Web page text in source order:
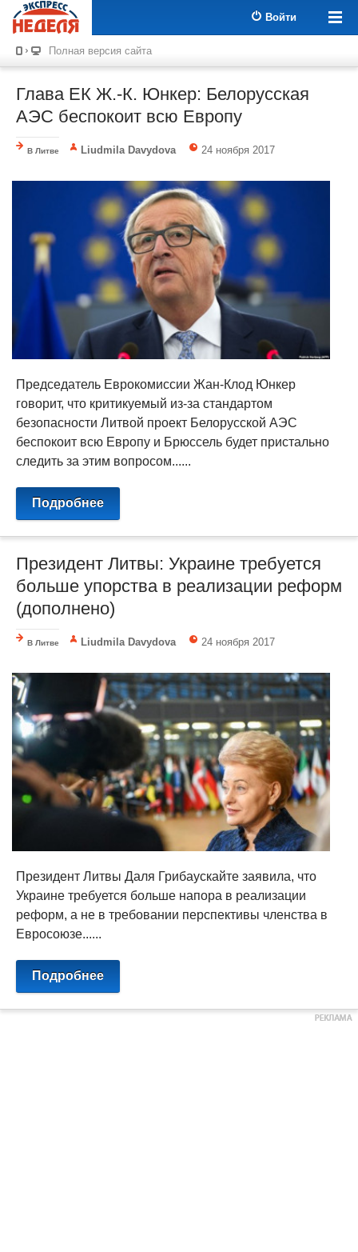
Войти
Полная версия сайта
Глава ЕК Ж.-К. Юнкер: Белорусская
АЭС беспокоит всю Европу
В Литве Liudmila Davydova 24 ноября 2017
Председатель Еврокомиссии Жан-Клод Юнкер
говорит, что критикуемый из-за стандартом
безопасности Литвой проект Белорусской АЭС
беспокоит всю Европу и Брюссель будет пристально
следить за этим вопросом......
Подробнее
Президент Литвы: Украине требуется
больше упорства в реализации реформ
(дополнено)
В Литве Liudmila Davydova 24 ноября 2017
Президент Литвы Даля Грибаускайте заявила, что
Украине требуется больше напора в реализации
реформ, а не в требовании перспективы членства в
Евросоюзе......
Подробнее